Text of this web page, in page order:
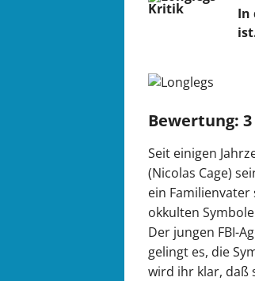
In
Bewertung: 3
Seit einigen
(Nicolas Cage)
ein
okkulten
Der jungen FBI-
gelingt es, die
wird ihr klar, daß